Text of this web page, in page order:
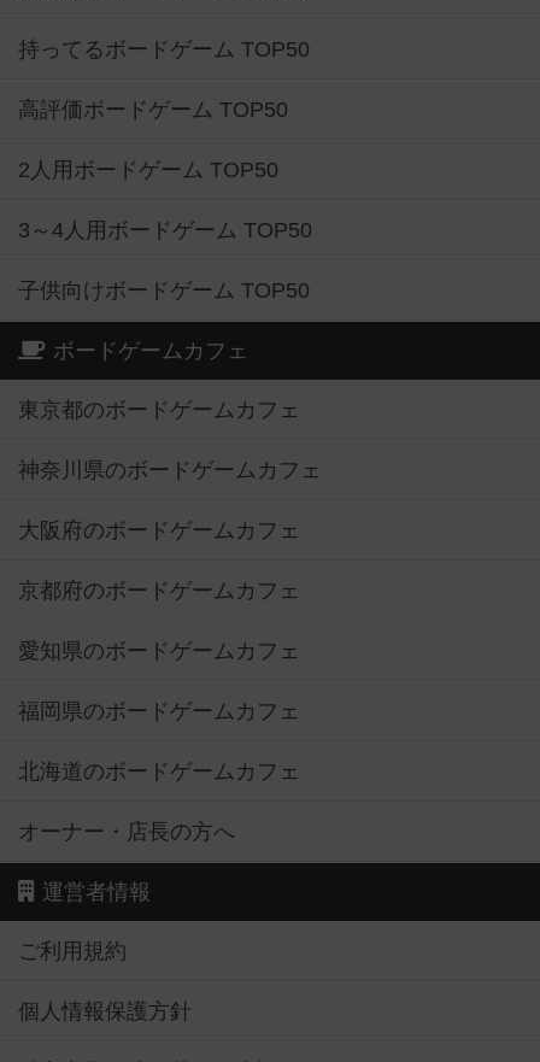
持ってるボードゲーム TOP50
高評価ボードゲーム TOP50
2人用ボードゲーム TOP50
3～4人用ボードゲーム TOP50
子供向けボードゲーム TOP50
ボードゲームカフェ
東京都のボードゲームカフェ
神奈川県のボードゲームカフェ
大阪府のボードゲームカフェ
京都府のボードゲームカフェ
愛知県のボードゲームカフェ
福岡県のボードゲームカフェ
北海道のボードゲームカフェ
オーナー・店長の方へ
運営者情報
ご利用規約
個人情報保護方針